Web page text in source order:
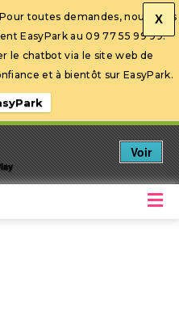
d’outils
X
Pour toutes demandes, nous vous
EasyPark au 09 77 55 99 99.
le chatbot via le site web de
et à bientôt sur EasyPark.
Voir